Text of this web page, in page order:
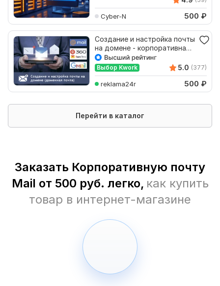
Cyber-N 500 ₽
Создание и настройка почты
на домене - корпоративная
доменная почта
Выбор Kwork 5.0 (377)
reklama24r 500 ₽
Перейти в каталог
Заказать Корпоративную почту
Mail от 500 руб. легко, как купить
товар в интернет-магазине